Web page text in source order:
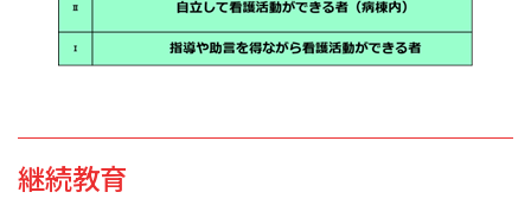
継続教育